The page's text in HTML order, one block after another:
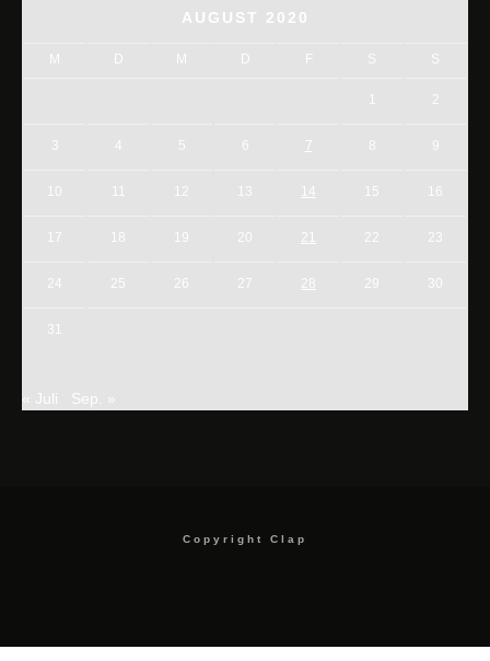
AUGUST 2020
M D M D F S S
1 2
3 4 5 6 7 8 9
10 11 12 13 14 15 16
17 18 19 20 21 22 23
24 25 26 27 28 29 30
31
« Juli Sep. »
Copyright Clap